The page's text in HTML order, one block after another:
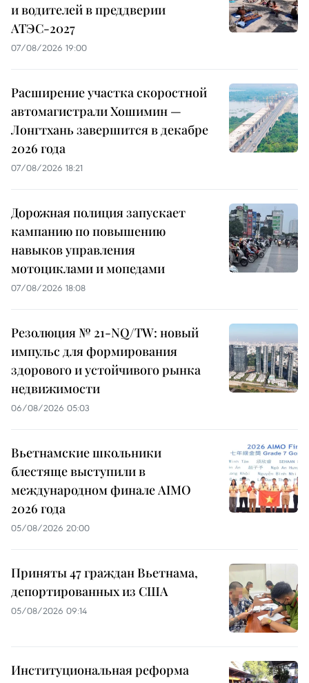
и водителей в преддверии
АТЭС-2027
07/08/2026 19:00
Расширение участка скоростной
автомагистрали Хошимин —
Лонгтхань завершится в декабре
2026 года
07/08/2026 18:21
Дорожная полиция запускает
кампанию по повышению
навыков управления
мотоциклами и мопедами
07/08/2026 18:08
Резолюция № 21-NQ/TW: новый
импульс для формирования
здорового и устойчивого рынка
недвижимости
06/08/2026 05:03
Вьетнамские школьники
блестяще выступили в
международном финале AIMO
2026 года
05/08/2026 20:00
Приняты 47 граждан Вьетнама,
депортированных из США
05/08/2026 09:14
Институциональная реформа